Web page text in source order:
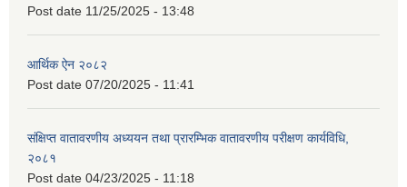
Post date 11/25/2025 - 13:48
आर्थिक ऐन २०८२
Post date 07/20/2025 - 11:41
संक्षिप्त वातावरणीय अध्ययन तथा प्रारम्भिक वातावरणीय परीक्षण कार्यविधि,
२०८१
Post date 04/23/2025 - 11:18